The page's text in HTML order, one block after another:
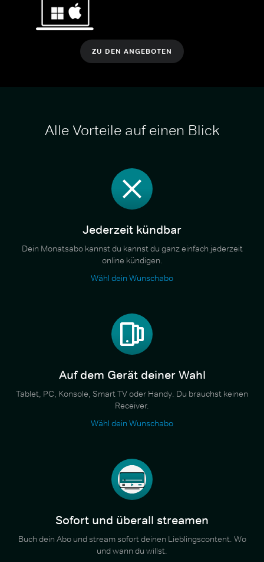
ZU DEN ANGEBOTEN
Alle Vorteile auf einen Blick
Jederzeit kündbar
Dein Monatsabo kannst du kannst du ganz einfach jederzeit
online kündigen.
Wähl dein Wunschabo
Auf dem Gerät deiner Wahl
Tablet, PC, Konsole, Smart TV oder Handy. Du brauchst keinen
Receiver.
Wähl dein Wunschabo
Sofort und überall streamen
Buch dein Abo und stream sofort deinen Lieblingscontent. Wo
und wann du willst.